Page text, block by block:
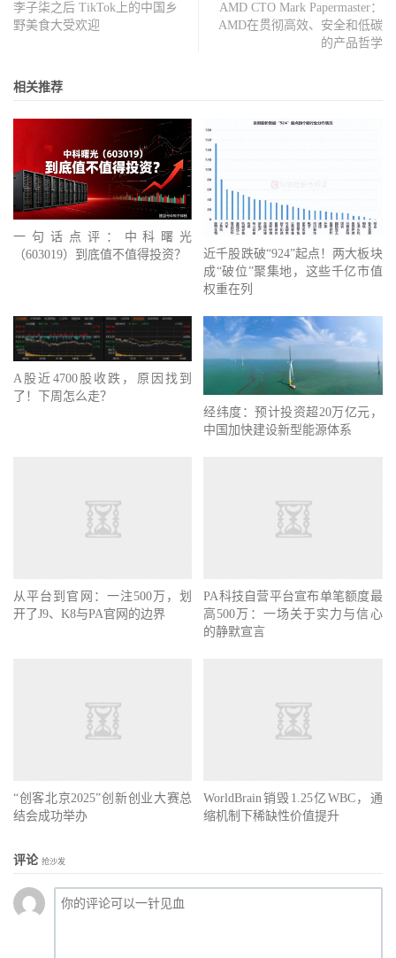
李子柒之后 TikTok上的中国乡
野美食大受欢迎
AMD CTO Mark Papermaster：
AMD在贯彻高效、安全和低碳
的产品哲学
相关推荐
一句话点评：中科曙光
（603019）到底值不值得投资？
近千股跌破“924”起点！两大板块
成“破位”聚集地，这些千亿市值
权重在列
A股近4700股收跌，原因找到
了！下周怎么走？
经纬度：预计投资超20万亿元，
中国加快建设新型能源体系
从平台到官网：一注500万，划
开了J9、K8与PA官网的边界
PA科技自营平台宣布单笔额度最
高500万：一场关于实力与信心
的静默宣言
“创客北京2025”创新创业大赛总
结会成功举办
WorldBrain销毁1.25亿WBC，通
缩机制下稀缺性价值提升
评论 抢沙发